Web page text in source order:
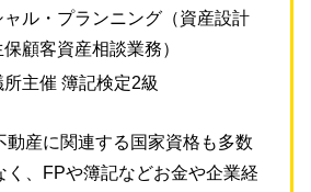
ル・プランニング（資産設計
顧客資産相談業務）
所主催 簿記検定2級
動産に関連する国家資格も多数
く、FPや簿記などお金や企業経